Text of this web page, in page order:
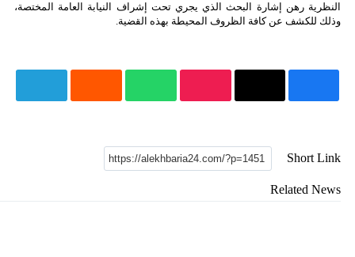
رهن إشارة البحث الذي يجري تحت إشراف النيابة العامة المختصة،
للكشف عن كافة الظروف المحيطة بهذه القضية.
Short
Related